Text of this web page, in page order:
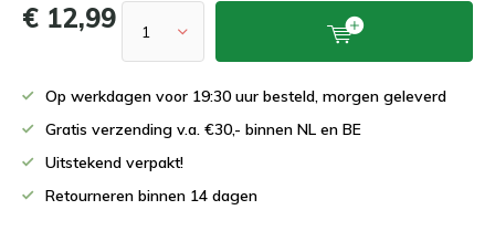
€ 12,99
Op werkdagen voor 19:30 uur besteld, morgen geleverd
Gratis verzending v.a. €30,- binnen NL en BE
Uitstekend verpakt!
Retourneren binnen 14 dagen